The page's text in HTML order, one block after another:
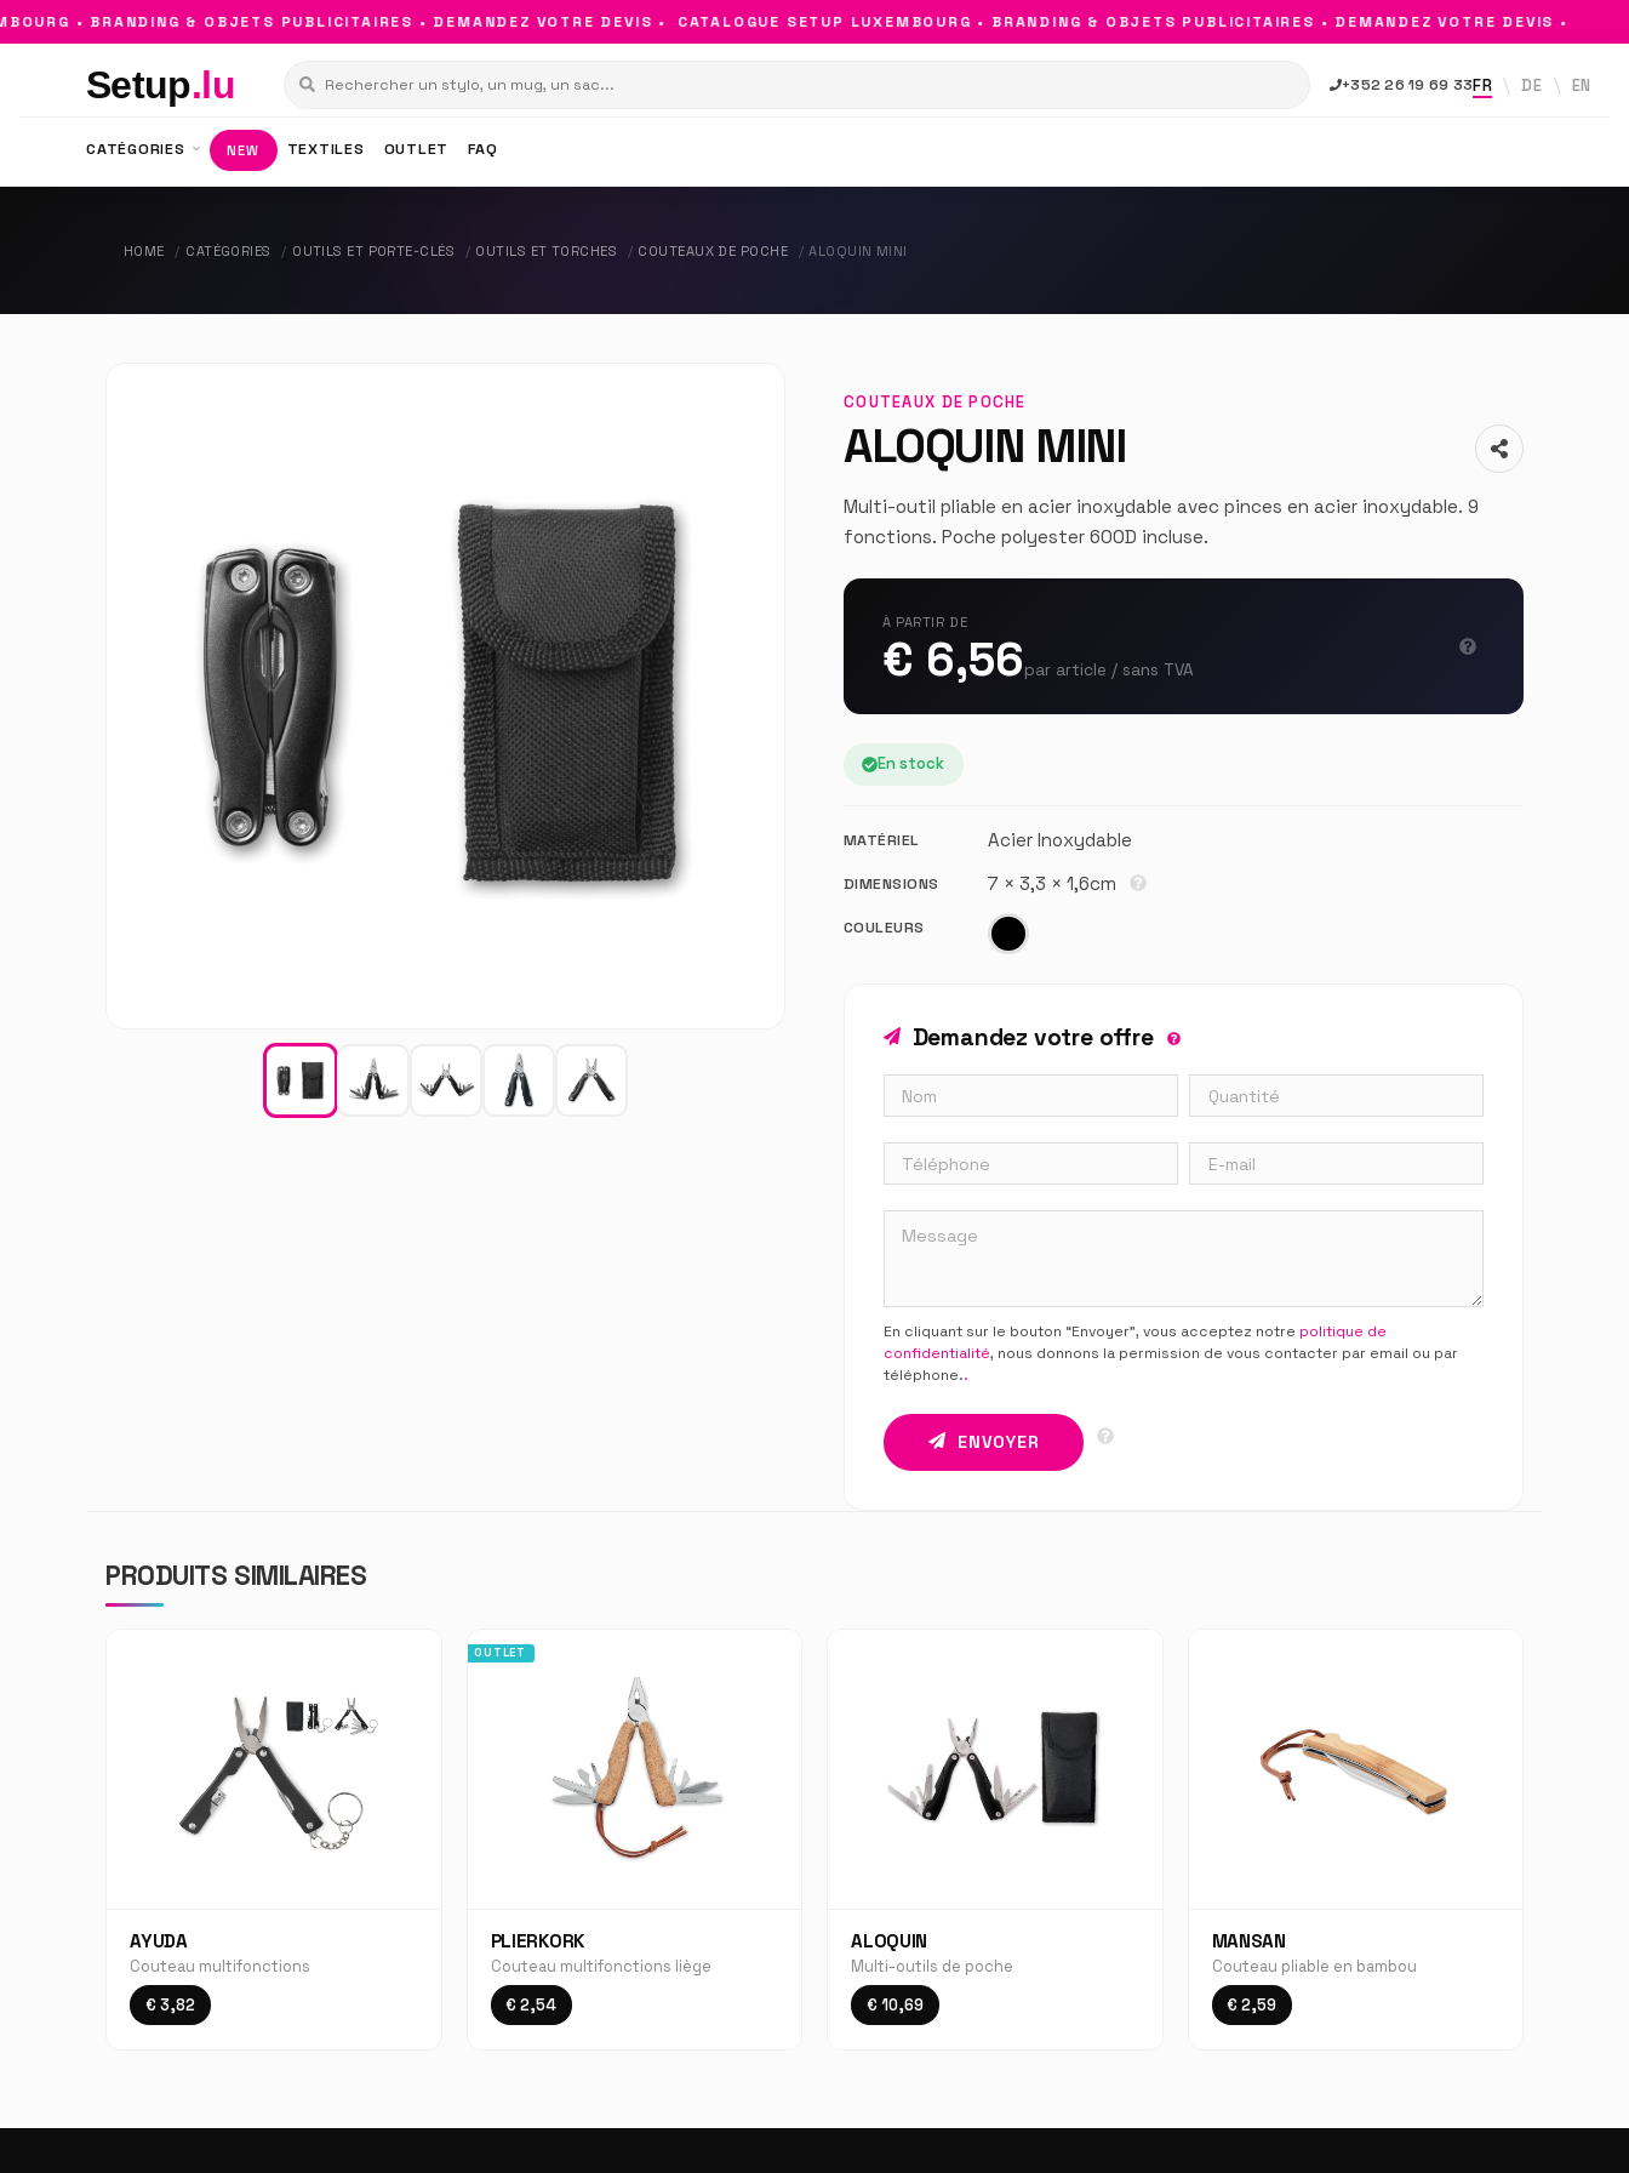
• BRANDING & OBJETS PUBLICITAIRES • DEMANDEZ VOTRE DEVIS • CATALOGUE SETUP LUXEMBOURG • BRANDING & OBJETS PUBLICITAIRES • DEMANDEZ VOTRE DEVIS •
Setup.lu +352 26 19 69 33FR DE EN
CATÉGORIES NEW TEXTILES OUTLET FAQ
HOME CATÉGORIES OUTILS ET PORTE-CLÉS OUTILS ET TORCHES COUTEAUX DE POCHE ALOQUIN MINI
COUTEAUX DE POCHE
ALOQUIN MINI
Multi-outil pliable en acier inoxydable avec pinces en acier inoxydable. 9
fonctions. Poche polyester 600D incluse.
À PARTIR DE
€ 6,56par article / sans TVA
En stock
MATÉRIEL Acier Inoxydable
DIMENSIONS 7 × 3,3 × 1,6cm
COULEURS
Demandez votre offre
En cliquant sur le bouton “Envoyer”, vous acceptez notre politique de
confidentialité, nous donnons la permission de vous contacter par email ou par
téléphone..
ENVOYER
PRODUITS SIMILAIRES
AYUDA
Couteau multifonctions
€ 3,82
OUTLET
PLIERKORK
Couteau multifonctions liège
€ 2,54
ALOQUIN
Multi-outils de poche
€ 10,69
MANSAN
Couteau pliable en bambou
€ 2,59